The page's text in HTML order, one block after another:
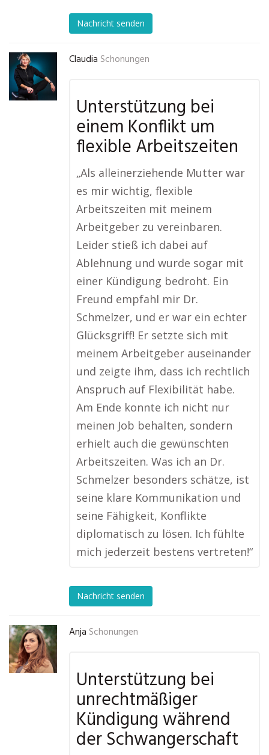
Nachricht senden
Claudia Schonungen
Unterstützung bei
einem Konflikt um
flexible Arbeitszeiten
„Als alleinerziehende Mutter war
es mir wichtig, flexible
Arbeitszeiten mit meinem
Arbeitgeber zu vereinbaren.
Leider stieß ich dabei auf
Ablehnung und wurde sogar mit
einer Kündigung bedroht. Ein
Freund empfahl mir Dr.
Schmelzer, und er war ein echter
Glücksgriff! Er setzte sich mit
meinem Arbeitgeber auseinander
und zeigte ihm, dass ich rechtlich
Anspruch auf Flexibilität habe.
Am Ende konnte ich nicht nur
meinen Job behalten, sondern
erhielt auch die gewünschten
Arbeitszeiten. Was ich an Dr.
Schmelzer besonders schätze, ist
seine klare Kommunikation und
seine Fähigkeit, Konflikte
diplomatisch zu lösen. Ich fühlte
mich jederzeit bestens vertreten!“
Nachricht senden
Anja Schonungen
Unterstützung bei
unrechtmäßiger
Kündigung während
der Schwangerschaft